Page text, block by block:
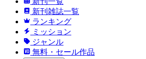
新刊雑誌一覧
ランキング
ミッション
ジャンル
無料・セール作品